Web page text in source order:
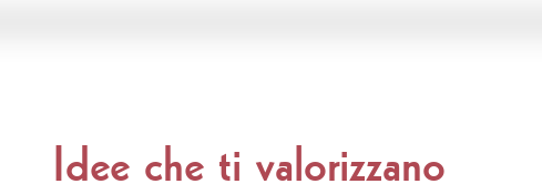
Idee che ti valorizzano